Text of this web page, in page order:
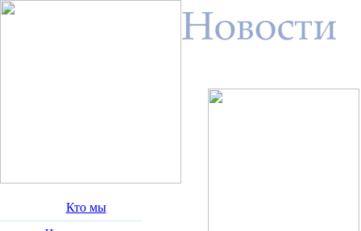
Кто мы